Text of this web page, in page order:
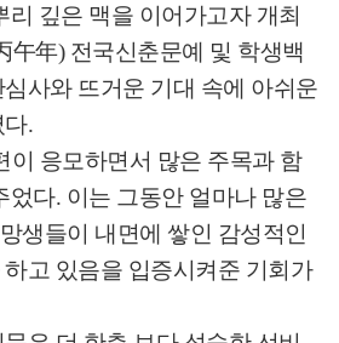
리 깊은 맥을 이어가고자 개최
午年) 전국신춘문예 및 학생백
사와 뜨거운 기대 속에 아쉬운
다.
이 응모하면서 많은 주목과 함
었다. 이는 그동안 얼마나 많은
생들이 내면에 쌓인 감성적인
고 있음을 입증시켜준 기회가